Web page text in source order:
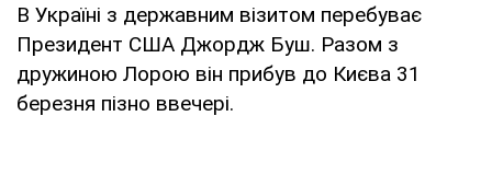
В Україні з державним візитом перебуває
Президент США Джордж Буш. Разом з
дружиною Лорою він прибув до Києва 31
березня пізно ввечері.